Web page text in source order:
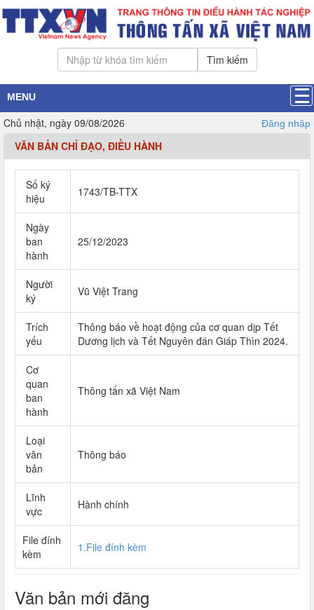
Tìm kiếm
MENU
Chủ nhật, ngày 09/08/2026 Đăng nhập
VĂN BẢN CHỈ ĐẠO, ĐIỀU HÀNH
Số ký
hiệu
1743/TB-TTX
Ngày
ban
hành
25/12/2023
Người
ký
Vũ Việt Trang
Trích
yếu
Thông báo về hoạt động của cơ quan dịp Tết
Dương lịch và Tết Nguyên đán Giáp Thìn 2024.
Cơ
quan
ban
hành
Thông tấn xã Việt Nam
Loại
văn
bản
Thông báo
Lĩnh
vực
Hành chính
File đính
kèm
1.File đính kèm
Văn bản mới đăng